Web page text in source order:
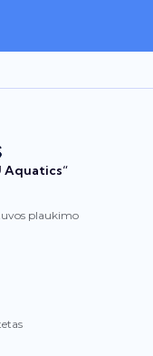
Aquatics“
plaukimo